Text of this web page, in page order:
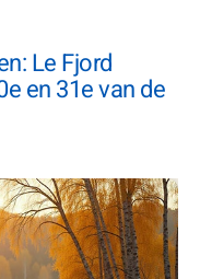
Le Fjord
en 31e van de